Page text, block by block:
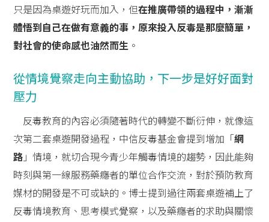
只是因為桌遊好玩而加入，但在推廣帶領的過程中，漸漸
體悟到自己在做有意義的事，原來投入反毒是那麼簡單，
對社會的使命感也油然而生 。
從情境覺察走向主動協助，下一步是好好面對
壓力
反毒教育的內容必須隨著時代的轉變不斷衍伸，就像這
次第二套桌遊開發過程，中信反毒基金會提到增加「網
路 」情境，就切合現今青少年觸毒情境的趨勢，因此能夠
時刻與第一線服務藥癮者的單位合作交流，對於預防教育
媒材的開發是不可或缺的。博士提到過往兩套桌遊補上了
反毒情境教育、思考模式覺察，以及藥癮者的求助與關懷